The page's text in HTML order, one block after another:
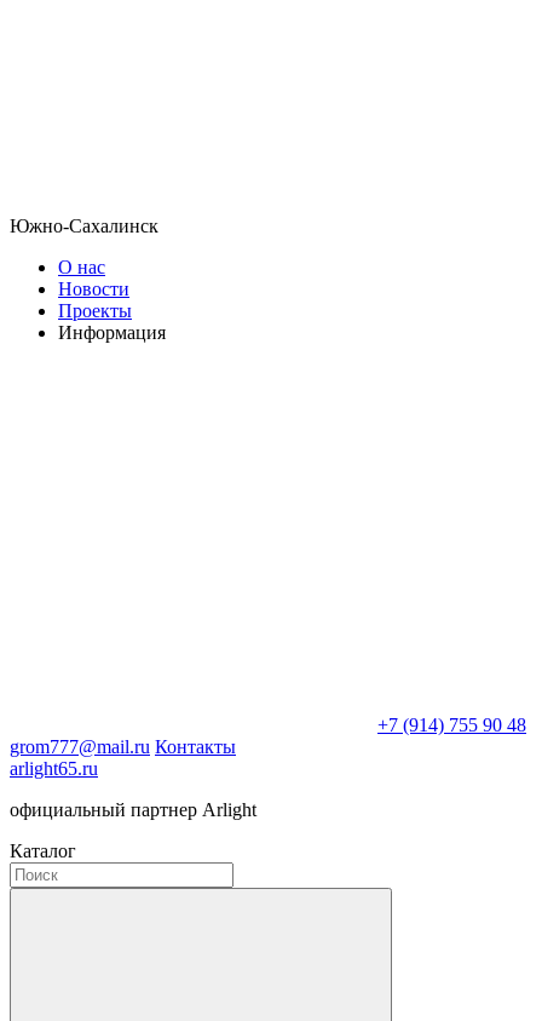
Южно-Сахалинск
О нас
Новости
Проекты
Информация
+7 (914) 755 90 48
grom777@mail.ru Контакты
arlight65.ru
официальный партнер Arlight
Каталог